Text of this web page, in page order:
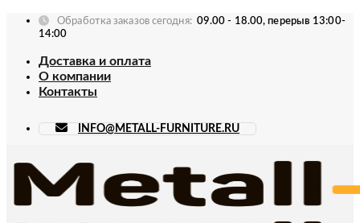
Skip
Обработка заказов сегодня: 09.00 - 18.00, перерыв 13:00-
14:00
Доставка и оплата
О компании
Контакты
INFO@METALL-FURNITURE.RU